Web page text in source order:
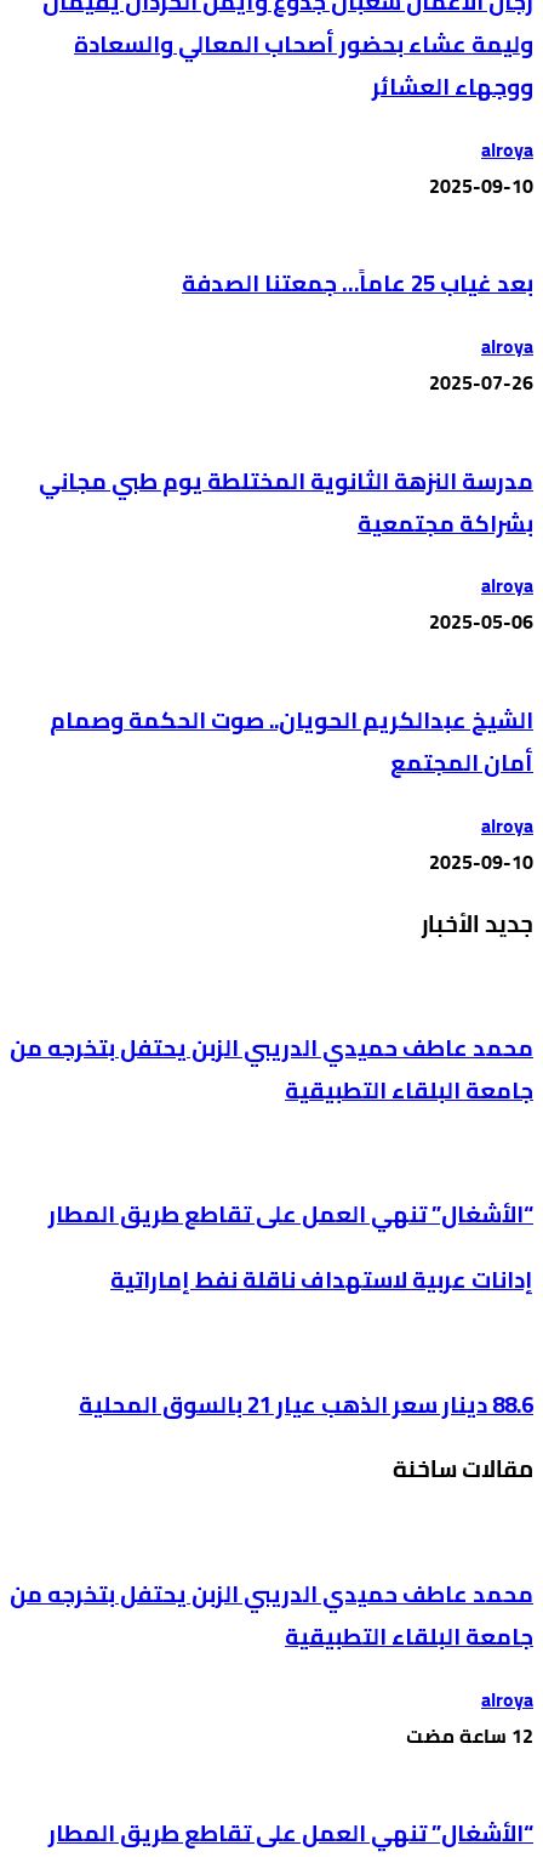
وليمة عشاء بحضور أصحاب المعالي والسعادة
ووجهاء العشائر
alroya
2025-09-10
بعد غياب 25 عاماً… جمعتنا الصدفة
alroya
2025-07-26
مدرسة النزهة الثانوية المختلطة يوم طبي مجاني
بشراكة مجتمعية
alroya
2025-05-06
الشيخ عبدالكريم الحويان.. صوت الحكمة وصمام
أمان المجتمع
alroya
2025-09-10
جديد الأخبار
محمد عاطف حميدي الدريبي الزبن يحتفل بتخرجه من
جامعة البلقاء التطبيقية
“الأشغال” تنهي العمل على تقاطع طريق المطار
إدانات عربية لاستهداف ناقلة نفط إماراتية
88.6 دينار سعر الذهب عيار 21 بالسوق المحلية
مقالات ساخنة
محمد عاطف حميدي الدريبي الزبن يحتفل بتخرجه من
جامعة البلقاء التطبيقية
alroya
“الأشغال” تنهي العمل على تقاطع طريق المطار